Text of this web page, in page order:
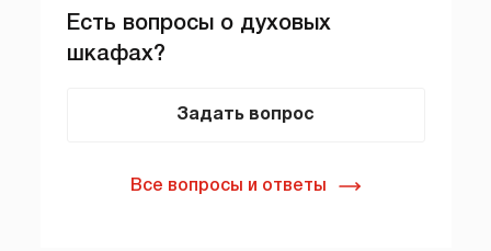
Есть вопросы о духовых
шкафах?
Задать вопрос
Все вопросы и ответы